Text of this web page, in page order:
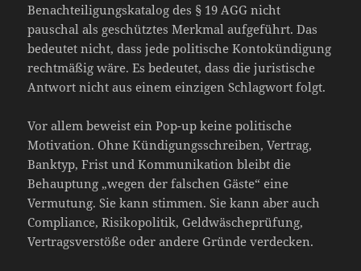
Benachteiligungskatalog des § 19 AGG nicht
pauschal als geschütztes Merkmal aufgeführt. Das
bedeutet nicht, dass jede politische Kontokündigung
rechtmäßig wäre. Es bedeutet, dass die juristische
Antwort nicht aus einem einzigen Schlagwort folgt.
Vor allem beweist ein Pop-up keine politische
Motivation. Ohne Kündigungsschreiben, Vertrag,
Banktyp, Frist und Kommunikation bleibt die
Behauptung „wegen der falschen Gäste“ eine
Vermutung. Sie kann stimmen. Sie kann aber auch
Compliance, Risikopolitik, Geldwäscheprüfung,
Vertragsverstöße oder andere Gründe verdecken.